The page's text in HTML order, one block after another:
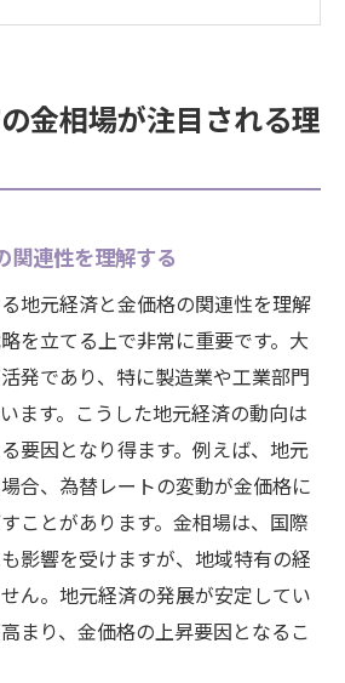
視点から見る金相場の意義
大府市での取引に役立てる
資者向け：大府市での始め方
ャート分析方法とその応用
べき金取引の基本用語
金取引の流れを詳しく解説
セキュリティに関する基礎知識
が大府市の金価格に与える影響
済ニュースが金価格に与える影
の変動とその影響を考察する
策と大府市への影響
金相場が注目される理
関連性を理解する
地元経済と金価格の関連性を理解
を立てる上で非常に重要です。大
発であり、特に製造業や工業部門
ます。こうした地元経済の動向は
要因となり得ます。例えば、地元
合、為替レートの変動が金価格に
ことがあります。金相場は、国際
影響を受けますが、地域特有の経
ん。地元経済の発展が安定してい
まり、金価格の上昇要因となるこ